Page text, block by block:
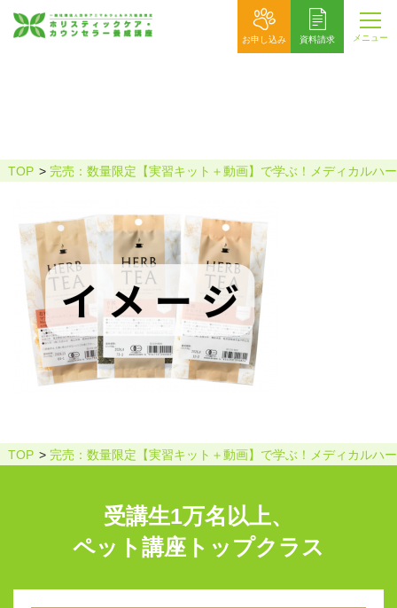
お申し込み 資料請求 メニュー
TOP 完売：数量限定【実習キット＋動画】で学ぶ！メディカルハ
TOP 完売：数量限定【実習キット＋動画】で学ぶ！メディカルハ
受講生1万名以上、
ペット講座トップクラス